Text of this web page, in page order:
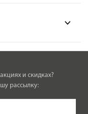
и скидках?
рассылку: